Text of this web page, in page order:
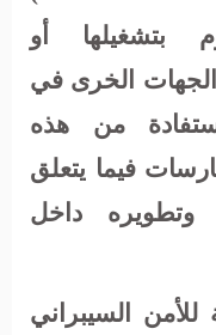
بتشغيلها أو
الجهات الخرى في
من هذه
فيما يتعلق
وتطويره داخل
للأمن السيبراني